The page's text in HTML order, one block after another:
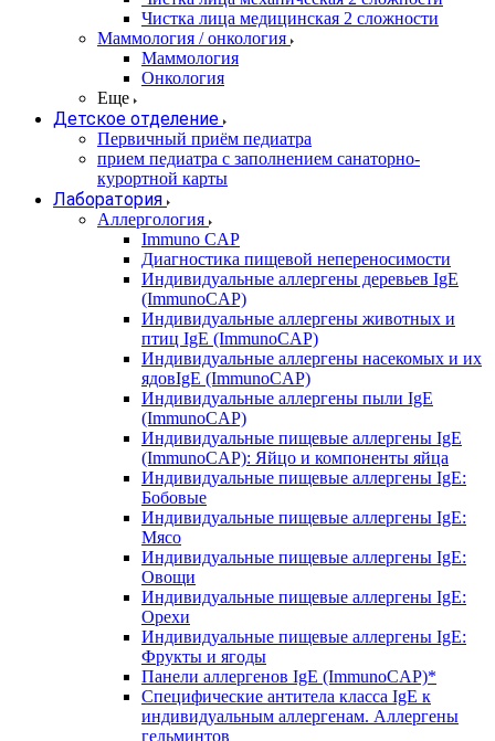
Чистка лица медицинская 2 сложности
Маммология / онкология
Маммология
Онкология
Еще
Детское отделение
Первичный приём педиатра
прием педиатра с заполнением санаторно-
курортной карты
Лаборатория
Аллергология
Immuno CAP
Диагностика пищевой непереносимости
Индивидуальные аллергены деревьев IgE
(ImmunoCAP)
Индивидуальные аллергены животных и
птиц IgE (ImmunoCAP)
Индивидуальные аллергены насекомых и их
ядовIgE (ImmunoCAP)
Индивидуальные аллергены пыли IgE
(ImmunoCAP)
Индивидуальные пищевые аллергены IgE
(ImmunoCAP): Яйцо и компоненты яйца
Индивидуальные пищевые аллергены IgE:
Бобовые
Индивидуальные пищевые аллергены IgE:
Мясо
Индивидуальные пищевые аллергены IgE:
Овощи
Индивидуальные пищевые аллергены IgE:
Орехи
Индивидуальные пищевые аллергены IgE:
Фрукты и ягоды
Панели аллергенов IgE (ImmunoCAP)*
Специфические антитела класса IgE к
индивидуальным аллергенам. Аллергены
гельминтов